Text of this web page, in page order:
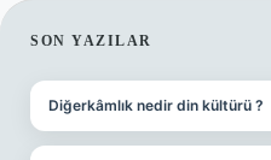
SIDEBAR
SON YAZILAR
Diğerkâmlık nedir din kültürü ?